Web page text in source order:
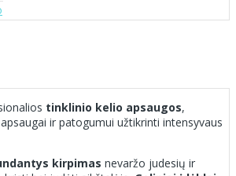
tinklinio kelio apsaugos,
ir patogumui užtikrinti intensyvaus
kirpimas nevaržo judesių ir